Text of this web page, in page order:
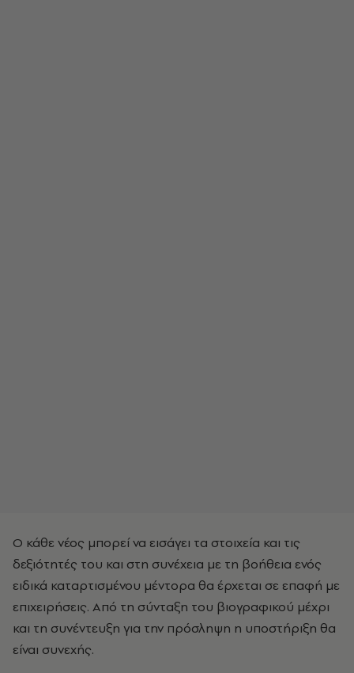
Ο κάθε νέος μπορεί να εισάγει τα στοιχεία και τις
δεξιότητές του και στη συνέχεια με τη βοήθεια ενός
ειδικά καταρτισμένου μέντορα θα έρχεται σε επαφή με
επιχειρήσεις. Από τη σύνταξη του βιογραφικού μέχρι
και τη συνέντευξη για την πρόσληψη η υποστήριξη θα
είναι συνεχής.